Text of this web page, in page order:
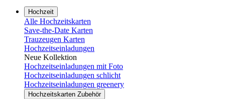
Hochzeit
Alle Hochzeitskarten
Save-the-Date Karten
Trauzeugen Karten
Hochzeitseinladungen
Neue Kollektion
Hochzeitseinladungen mit Foto
Hochzeitseinladungen schlicht
Hochzeitseinladungen greenery
Hochzeitskarten Zubehör